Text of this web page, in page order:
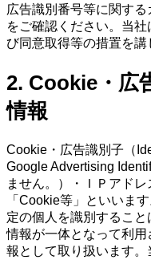
広告識別番号等に関する
をご確認ください。当
び同意取得等の措置を講
2. Cookie・広
情報
Cookie・広告識別子（
Google Advertising
ません。）・ＩＰアド
「Cookie等」といいま
定の個人を識別するこ
情報が一体となって利
報として取り扱います